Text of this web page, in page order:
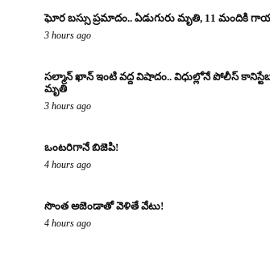
ఘోర బస్సు ప్రమాదం.. ఏడుగురు మృతి, 11 మందికి
3 hours ago
సల్మాన్ ఖాన్ ఇంటి వద్ద విషాదం.. విధుల్లోనే పోలీస్
మృతి
3 hours ago
ఒంటరిగానే బిజెపి!
4 hours ago
సొంత అజెండాతో వెళితే వేటు!
4 hours ago